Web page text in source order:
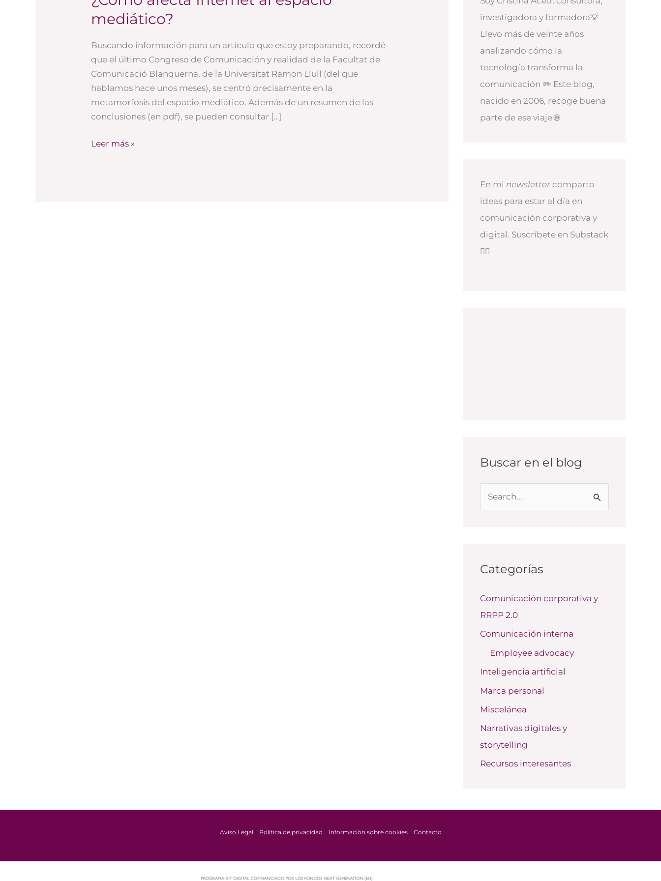
mediático?
Buscando información para un artículo que estoy preparando, recordé
que el último Congreso de Comunicación y realidad de la Facultat de
Comunicació Blanquerna, de la Universitat Ramon Llull (del que
hablamos hace unos meses), se centró precisamente en la
metamorfosis del espacio mediático. Además de un resumen de las
conclusiones (en pdf), se pueden consultar […]
afecta
Internet
mediático?
Leer más »
investigadora y formadora💡
Llevo más de veinte años
analizando cómo la
tecnología transforma la
comunicación ✏️ Este blog,
nacido en 2006, recoge buena
parte de ese viaje 🌐
En mi newsletter comparto
ideas para estar al día en
comunicación corporativa y
digital. Suscríbete en Substack
👇🏻
Buscar en el blog
a
p
o
r
Categorías
Comunicación corporativa y
RRPP 2.0
Comunicación interna
Employee advocacy
Inteligencia artificial
Marca personal
Miscelánea
Narrativas digitales y
storytelling
Recursos interesantes
Aviso Legal Política de privacidad Información sobre cookies Contacto